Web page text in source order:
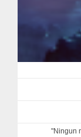
"Ningun